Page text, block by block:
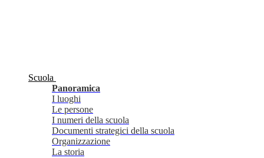
Scuola
Panoramica
I luoghi
Le persone
I numeri della scuola
Documenti strategici della scuola
Organizzazione
La storia